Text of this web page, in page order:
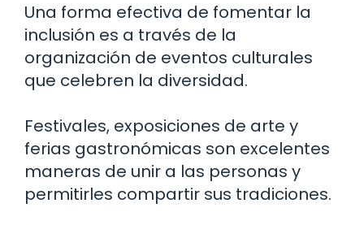
Una forma efectiva de fomentar la
inclusión es a través de la
organización de eventos culturales
que celebren la diversidad.
Festivales, exposiciones de arte y
ferias gastronómicas son excelentes
maneras de unir a las personas y
permitirles compartir sus tradiciones.